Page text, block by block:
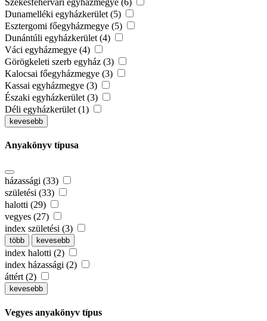
Székesfehérvári egyházmegye (6)
Dunamelléki egyházkerület (5)
Esztergomi főegyházmegye (5)
Dunántúli egyházkerület (4)
Váci egyházmegye (4)
Görögkeleti szerb egyház (3)
Kalocsai főegyházmegye (3)
Kassai egyházmegye (3)
Északi egyházkerület (3)
Déli egyházkerület (1)
kevesebb
Anyakönyv típusa
házassági (33)
születési (33)
halotti (29)
vegyes (27)
index születési (3)
több kevesebb
index halotti (2)
index házassági (2)
áttért (2)
kevesebb
Vegyes anyakönyv típus